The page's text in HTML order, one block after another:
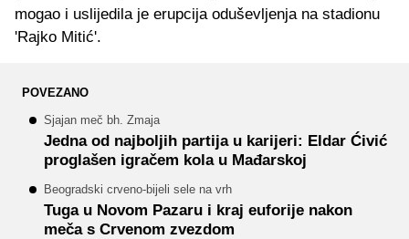
mogao i uslijedila je erupcija oduševljenja na stadionu
'Rajko Mitić'.
POVEZANO
Sjajan meč bh. Zmaja
Jedna od najboljih partija u karijeri: Eldar Ćivić
proglašen igračem kola u Mađarskoj
Beogradski crveno-bijeli sele na vrh
Tuga u Novom Pazaru i kraj euforije nakon
meča s Crvenom zvezdom